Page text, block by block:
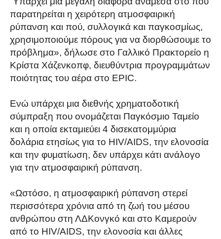
παρατηρείται η χειρότερη ατμοσφαιρική
ρύπανση και πού, συλλογικά και παγκοσμίως,
χρησιμοποιούμε πόρους για να διορθώσουμε το
πρόβλημα», δήλωσε στο Γαλλικό Πρακτορείο η
Κρίστα Χάζενκοπφ, διευθύντρια προγραμμάτων
ποιότητας του αέρα στο EPIC.
Ενώ υπάρχει μια διεθνής χρηματοδοτική
σύμπραξη που ονομάζεται Παγκόσμιο Ταμείο
και η οποία εκταμιεύει 4 δισεκατομμύρια
δολάρια ετησίως για το HIV/AIDS, την ελονοσία
και την φυματίωση, δεν υπάρχει κάτι ανάλογο
για την ατμοσφαιρική ρύπανση.
«Ωστόσο, η ατμοσφαιρική ρύπανση στερεί
περισσότερα χρόνια από τη ζωή του μέσου
ανθρώπου στη ΛΔΚονγκό και στο Καμερούν
από το HIV/AIDS, την ελονοσία και άλλες